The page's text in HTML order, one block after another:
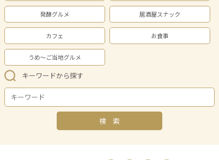
発酵グルメ 居酒屋スナック
カフェ お食事
うめ～ご当地グルメ
キーワードから探す
検 索